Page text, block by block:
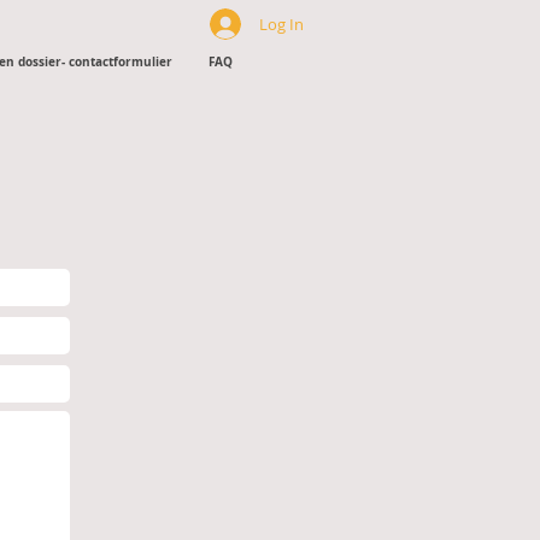
dossier- contactformulier FAQ
Log In